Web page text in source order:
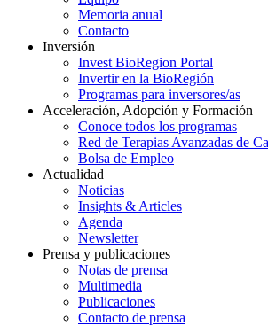
Memoria anual
Contacto
Inversión
Invest BioRegion Portal
Invertir en la BioRegión
Programas para inversores/as
Acceleración, Adopción y Formación
Conoce todos los programas
Red de Terapias Avanzadas de
Bolsa de Empleo
Actualidad
Noticias
Insights & Articles
Agenda
Newsletter
Prensa y publicaciones
Notas de prensa
Multimedia
Publicaciones
Contacto de prensa